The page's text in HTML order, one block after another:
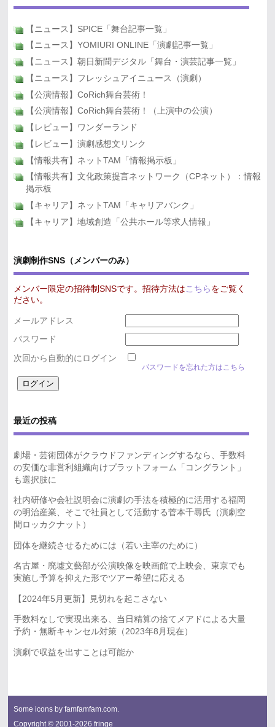
【ニュース】SPICE「舞台記事一覧」
【ニュース】YOMIURI ONLINE「演劇記事一覧」
【ニュース】朝日新聞デジタル「舞台・演芸記事一覧」
【ニュース】フレッシュアイニュース（演劇）
【公演情報】CoRich舞台芸術！
【公演情報】CoRich舞台芸術！（上演中の公演）
【レビュー】ワンダーランド
【レビュー】演劇感想文リンク
【情報共有】ネットTAM「情報掲示板」
【情報共有】文化政策提言ネットワーク（CPネット）：情報
掲示板
【キャリア】ネットTAM「キャリアバンク」
【キャリア】地域創造「公共ホール等求人情報」
演劇制作SNS（メンバーのみ）
メンバー限定の招待制SNSです。招待方法は こちら をご覧く
ださい。
メールアドレス
パスワード
次回から自動的にログイン
パスワードを忘れた方はこちら
最近の投稿
劇場・芸術団体がクラウドファンディングするなら、手数料
の安価な非営利組織向けプラットフォーム「コングラント」
も選択肢に
社内研修や会社説明会に演劇の手法を積極的に活用する福岡
の明治産業、そこで社員として活動する菅本千尋氏（演劇空
間ロッカクナット）
団体を継続させるためには（若い主宰のために）
名古屋・廃墟文藝部が公演映像を映画館で上映会、東京でも
実施し予算を抑えた形でツアー希望に応える
【2024年5月更新】見切れを起こさない
手数料なしで実現出来る、当日精算の捨てメアドによる大量
予約・無断キャンセル対策（2023年8月現在）
演劇で収益を出すことは可能か
Some icons by famfamfam.com.
Copyright © 2001-2026 fringe